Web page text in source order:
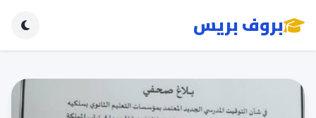
بروف بريس